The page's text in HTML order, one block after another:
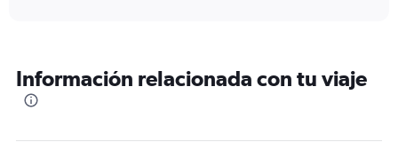
categories.
The
Información relacionada con tu viaje